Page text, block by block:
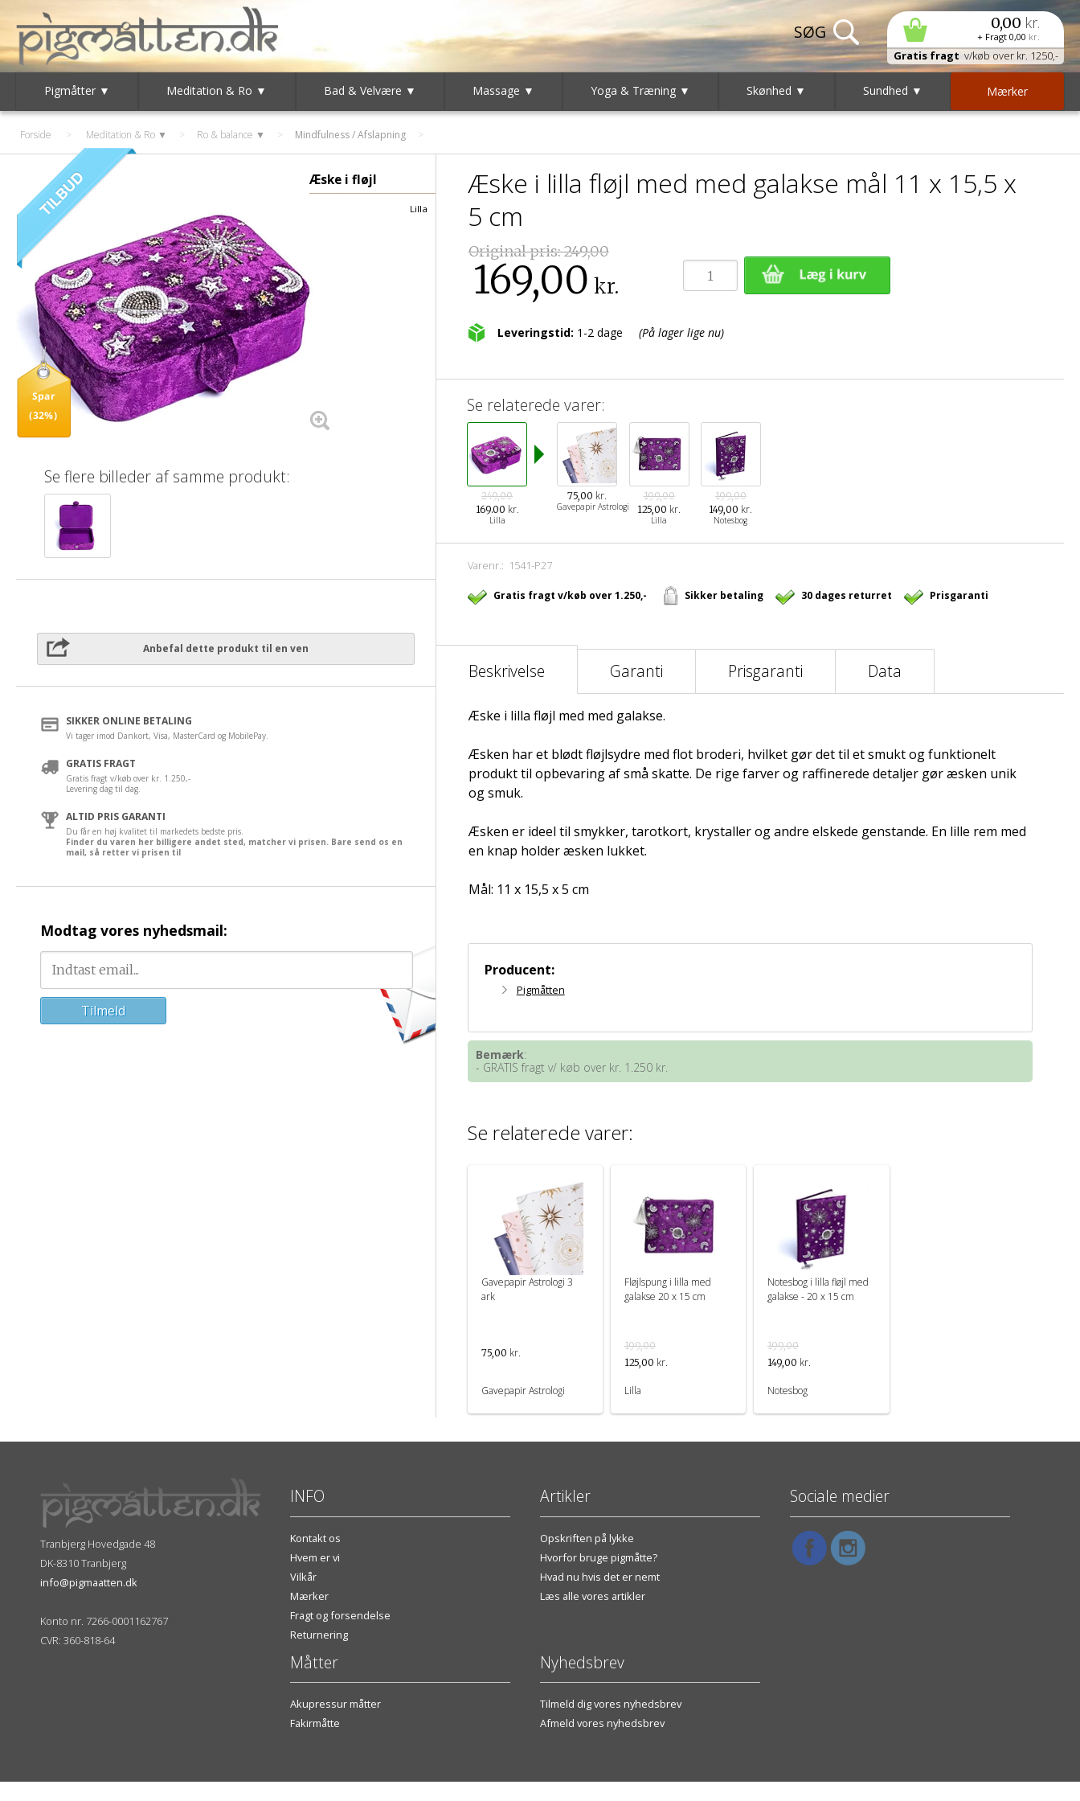
0,00 kr.
+ Fragt 0,00 kr.
Gratis fragt v/køb over kr. 1250,-
Pigmåtter ▼ Meditation & Ro ▼ Bad & Velvære ▼ Massage ▼ Yoga & Træning ▼ Skønhed ▼ Sundhed ▼ Mærker
Forside > Meditation & Ro ▼ > Ro & balance ▼ > Mindfulness / Afslapning
Æske i fløjl
Lilla
Spar
(32%)
Se flere billeder af samme produkt:
Æske i lilla fløjl med med galakse mål 11 x 15,5 x
5 cm
Original pris:249,00
169,00 kr.
Leveringstid: 1-2 dage (På lager lige nu)
Se relaterede varer:
249,00
169.00 kr.
Lilla
75,00 kr.
Gavepapir Astrologi
199,00
125,00 kr.
Lilla
199,00
149,00 kr.
Notesbog
Varenr.: 1541-P27
Gratis fragt v/køb over 1.250,- Sikker betaling 30 dages returret Prisgaranti
Beskrivelse Garanti Prisgaranti Data
Æske i lilla fløjl med med galakse.
Æsken har et blødt fløjlsydre med flot broderi, hvilket gør det til et smukt og funktionelt
produkt til opbevaring af små skatte. De rige farver og raffinerede detaljer gør æsken unik
og smuk.
Æsken er ideel til smykker, tarotkort, krystaller og andre elskede genstande. En lille rem med
en knap holder æsken lukket.
Mål: 11 x 15,5 x 5 cm
Producent:
Pigmåtten
Bemærk:
- GRATIS fragt v/ køb over kr. 1.250 kr.
Se relaterede varer:
Gavepapir Astrologi 3
ark
75,00 kr.
Gavepapir Astrologi
Fløjlspung i lilla med
galakse 20 x 15 cm
199,00
125,00 kr.
Lilla
Notesbog i lilla fløjl med
galakse - 20 x 15 cm
199,00
149,00 kr.
Notesbog
Anbefal dette produkt til en ven
SIKKER ONLINE BETALING
Vi tager imod Dankort, Visa, MasterCard og MobilePay.
GRATIS FRAGT
Gratis fragt v/køb over kr. 1.250,-
Levering dag til dag.
ALTID PRIS GARANTI
Du får en høj kvalitet til markedets bedste pris.
Finder du varen her billigere andet sted, matcher vi prisen. Bare send os en
mail, så retter vi prisen til
Modtag vores nyhedsmail:
Tranbjerg Hovedgade 48
DK-8310 Tranbjerg
info@pigmaatten.dk
Konto nr. 7266-0001162767
CVR: 360-818-64
INFO
Kontakt os
Hvem er vi
Vilkår
Mærker
Fragt og forsendelse
Returnering
Måtter
Akupressur måtter
Fakirmåtte
Artikler
Opskriften på lykke
Hvorfor bruge pigmåtte?
Hvad nu hvis det er nemt
Læs alle vores artikler
Nyhedsbrev
Tilmeld dig vores nyhedsbrev
Afmeld vores nyhedsbrev
Sociale medier